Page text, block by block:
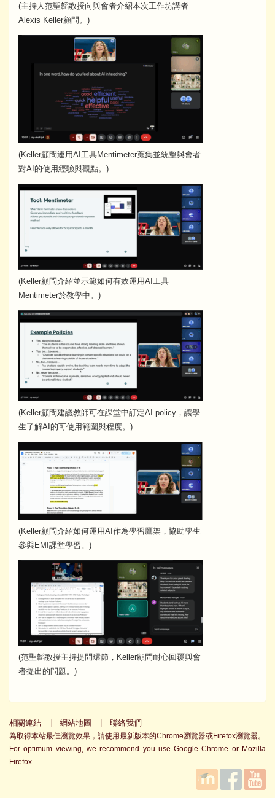
(主持人范聖韜教授向與會者介紹本次工作坊講者
Alexis Keller顧問。)
(Keller顧問運用AI工具Mentimeter蒐集並統整與會者
對AI的使用經驗與觀點。)
(Keller顧問介紹並示範如何有效運用AI工具
Mentimeter於教學中。)
(Keller顧問建議教師可在課堂中訂定AI policy，讓學
生了解AI的可使用範圍與程度。)
(Keller顧問介紹如何運用AI作為學習鷹架，協助學生
參與EMI課堂學習。)
(范聖韜教授主持提問環節，Keller顧問耐心回覆與會
者提出的問題。)
相關連結 網站地圖 聯絡我們
為取得本站最佳瀏覽效果，請使用最新版本的Chrome瀏覽器或Firefox瀏覽器。
For optimum viewing, we recommend you use Google Chrome or Mozilla
Firefox.